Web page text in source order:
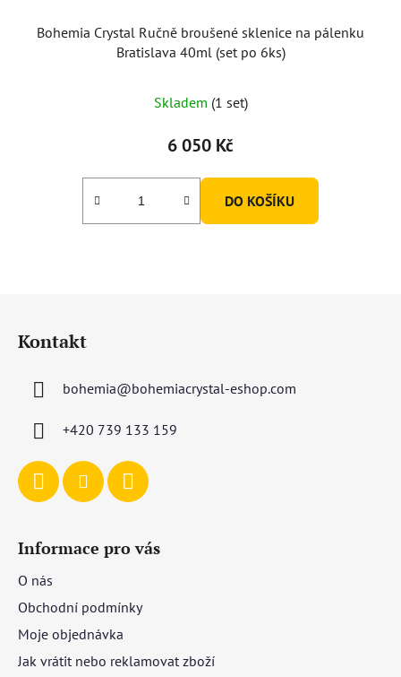
Bohemia Crystal Ručně broušené sklenice na pálenku
Bratislava 40ml (set po 6ks)
Skladem (1 set)
6 050 Kč
DO KOŠÍKU
Kontakt
bohemia@bohemiacrystal-eshop.com
+420 739 133 159
Informace pro vás
O nás
Obchodní podmínky
Moje objednávka
Jak vrátit nebo reklamovat zboží